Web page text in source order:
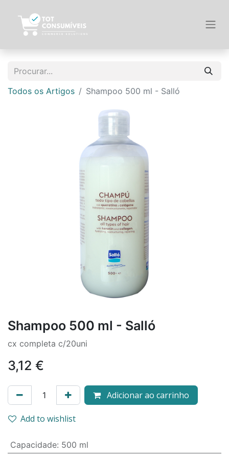
Todos os Artigos Shampoo 500 ml - Salló
Shampoo 500 ml - Salló
cx completa c/20uni
3,12 €
Adicionar ao carrinho
Add to wishlist
Capacidade: 500 ml